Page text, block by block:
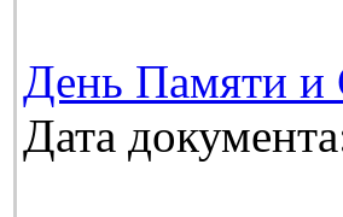
День Памяти и
Дата